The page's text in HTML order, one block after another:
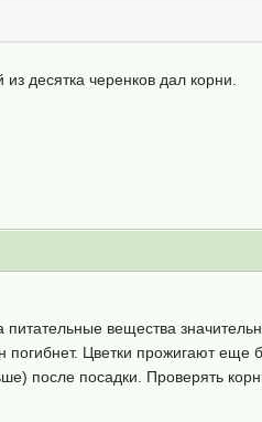
десятка черенков дал корни.
вещества
погибнет. Цветки прожигают еще
после посадки. Проверять